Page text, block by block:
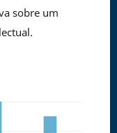
sobre um